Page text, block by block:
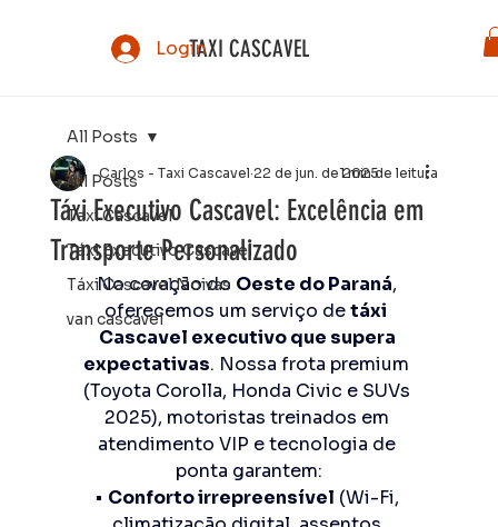
TAXI CASCAVEL
Login
All Posts
Taxi Cascavel
Táxi Executivo Cascavel
Táxi Cascavel Noivas
van cascavel
All Posts
Táxi Executivo Cascavel: Excelência em
Transporte Personalizado
Carlos - Taxi Cascavel 22 de jun. de 20251 min de leitura
No coração do Oeste do Paraná,
oferecemos um serviço de táxi
Cascavel executivo que supera
expectativas. Nossa frota premium
(Toyota Corolla, Honda Civic e SUVs
2025), motoristas treinados em
atendimento VIP e tecnologia de
ponta garantem:
• Conforto irrepreensível (Wi-Fi,